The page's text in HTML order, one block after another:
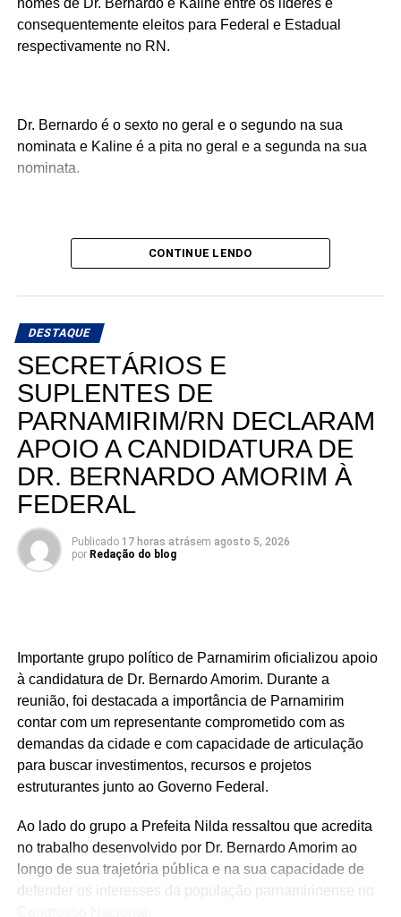
voltadas ao desenvolvimento do Rio Grande do Norte.
inclusiva para 16 mil alunos e valorizou os profissionais
da educação, com mais de 5 mil convocações desde
2019.
Os resultados reforçam que, mesmo diante de desafios
históricos, o planejamento, os investimentos e a parceria
consequentemente eleitos para Federal e Estadual
respectivamente no RN.
Dr. Bernardo é o sexto no geral e o segundo na sua
nominata e Kaline é a pita no geral e a segunda na sua
nominata.
CONTINUE LENDO
DESTAQUE
SECRETÁRIOS E
SUPLENTES DE
PARNAMIRIM/RN DECLARAM
APOIO A CANDIDATURA DE
DR. BERNARDO AMORIM À
FEDERAL
Publicado 17 horas atrásem agosto 5, 2026
por Redação do blog
Importante grupo político de Parnamirim oficializou apoio
à candidatura de Dr. Bernardo Amorim. Durante a
reunião, foi destacada a importância de Parnamirim
contar com um representante comprometido com as
demandas da cidade e com capacidade de articulação
para buscar investimentos, recursos e projetos
estruturantes junto ao Governo Federal.
Ao lado do grupo a Prefeita Nilda ressaltou que acredita
no trabalho desenvolvido por Dr. Bernardo Amorim ao
longo de sua trajetória pública e na sua capacidade de
defender os interesses da população parnamirinense no